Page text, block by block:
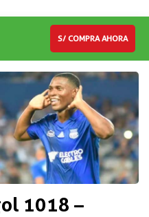
S/ COMPRA AHORA
1018 –